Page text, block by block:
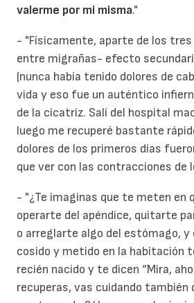
valerme por mi misma."
- "Físicamente, aparte de los tres
entre migrañas- efecto
(nunca había tenido dolores de
vida y eso fue un auténtico
de la cicatriz. Salí del hospital
luego me recuperé bastante
dolores de los primeros días
que ver con las contracciones de
- "¿Te imaginas que te meten en
operarte del apéndice, quitarte
o arreglarte algo del estómago, y
cosido y metido en la habitación
recién nacido y te dicen “Mira,
recuperas, vas cuidando también